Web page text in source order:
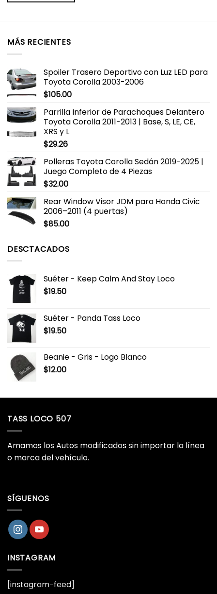
MÁS RECIENTES
Spoiler Trasero Deportivo con Luz LED para
Toyota Corolla 2003-2006
$105.00
Parrilla Inferior de Parachoques Delantero
Toyota Corolla 2011-2013 | Base, S, LE, CE,
XRS y L
$29.26
Polleras Toyota Corolla Sedán 2019-2025 |
Juego Completo de 4 Piezas
$32.00
Rear Window Visor JDM para Honda Civic
2006–2011 (4 puertas)
$85.00
DESCTACADOS
Suéter - Keep Calm And Stay Loco
$19.50
Suéter - Panda Tass Loco
$19.50
Beanie - Gris - Logo Blanco
$12.00
TASS LOCO 507
Amamos los Autos modificados sin importar la línea
o marca del vehículo.
SÍGUENOS
INSTAGRAM
[instagram-feed]